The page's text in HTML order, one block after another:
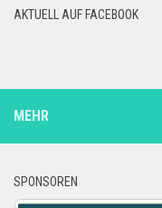
AKTUELL AUF FACEBOOK
MEHR
SPONSOREN